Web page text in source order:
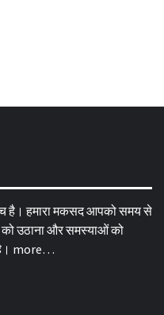
है। हमारा मकसद आपको समय से
को उठाना और समस्याओं को
more…